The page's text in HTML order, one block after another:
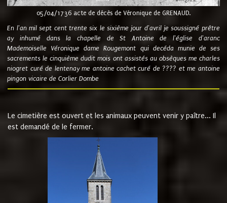
05/04/1736 acte de décès de Véronique de GRENAUD.
En l'an mil sept cent trente six le sixième jour d'avril je soussigné prêtre
ay inhumé dans la chapelle de St Antoine de l'église d'aranc
Mademoiselle Véronique dame Rougemont qui decéda munie de ses
sacrements le cinquième dudit mois ont assistés au obsèques me charles
niogret curé de lentenay me antoine cachet curé de ???? et me antoine
pingon vicaire de Corlier Dombe
Le cimetière est ouvert et les animaux peuvent venir y paître... Il
est demandé de le fermer.